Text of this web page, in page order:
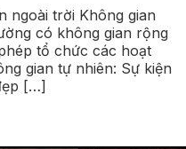
ngoài trời Không gian
có không gian rộng
tổ chức các hoạt
gian tự nhiên: Sự kiện
[…]